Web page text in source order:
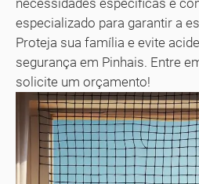
especializado para garantir a
Proteja sua família e evite
segurança em Pinhais. Entre
solicite um orçamento!